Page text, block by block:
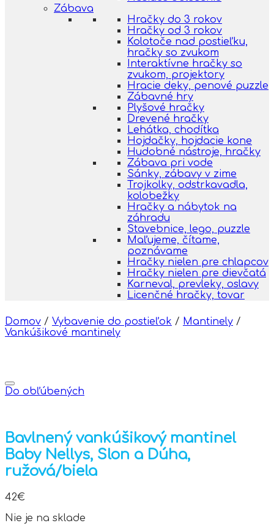
Zábava
Hračky do 3 rokov
Hračky od 3 rokov
Kolotoče nad postieľku,
hračky so zvukom
Interaktívne hračky so
zvukom, projektory
Hracie deky, penové puzzle
Zábavné hry
Plyšové hračky
Drevené hračky
Lehátka, chodítka
Hojdačky, hojdacie kone
Hudobné nástroje, hračky
Zábava pri vode
Sánky, zábavy v zime
Trojkolky, odstrkavadla,
kolobežky
Hračky a nábytok na
záhradu
Stavebnice, lego, puzzle
Maľujeme, čítame,
poznávame
Hračky nielen pre chlapcov
Hračky nielen pre dievčatá
Karneval, prevleky, oslavy
Licenčné hračky, tovar
Domov / Vybavenie do postieľok / Mantinely /
Vankúšikové mantinely
Do obľúbených
Bavlnený vankúšikový mantinel
Baby Nellys, Slon a Dúha,
ružová/biela
42€
Nie je na sklade